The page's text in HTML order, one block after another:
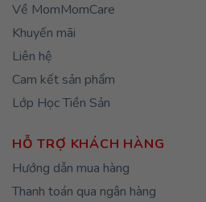
Về MomMomCare
Khuyến mãi
Liên hệ
Cam kết sản phẩm
Lớp Học Tiền Sản
HỖ TRỢ KHÁCH HÀNG
Hướng dẫn mua hàng
Thanh toán qua ngân hàng